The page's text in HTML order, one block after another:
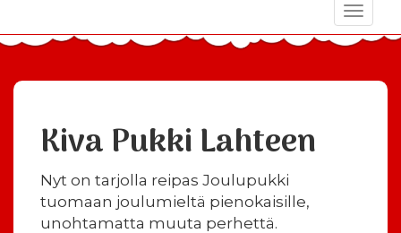
Toggle
Kiva Pukki Lahteen
Nyt on tarjolla reipas Joulupukki
tuomaan joulumieltä pienokaisille,
unohtamatta muuta perhettä.